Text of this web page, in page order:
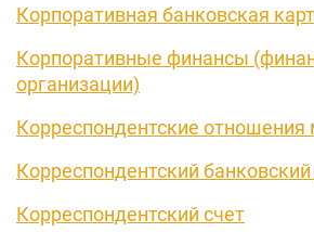
Корпоративная банковская
Корпоративные финансы
организации)
Корреспондентские
Корреспондентский
Корреспондентский счет